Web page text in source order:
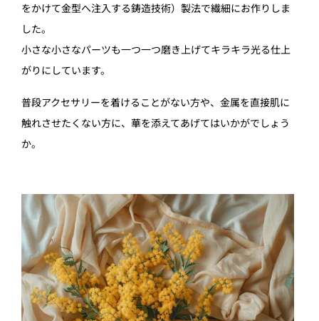
をかけて金型へ注入する鋳造技術）製法で繊細にお作りしま
した。
小さな小さなパーツも一つ一つ磨き上げてキラキラ光る仕上
がりにしています。
普段アクセサリーを着けることがない方や、金属を直接肌に
触れさせたくない方に、華を添えてあげてはいかがでしょう
か。